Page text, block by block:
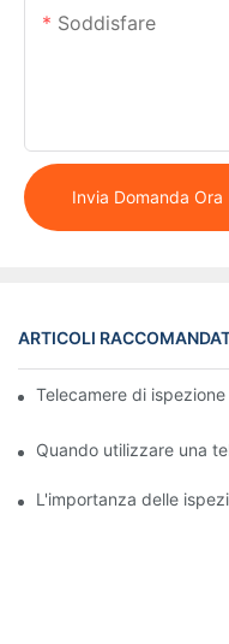
Soddisfare
Invia Domanda Ora
ARTICOLI
Telecamere di
Quando utilizzare una
L'importanza delle